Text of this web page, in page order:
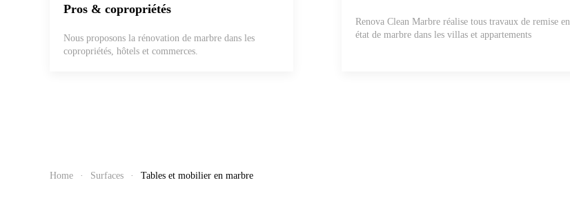
Pros & copropriétés
Nous proposons la rénovation de marbre dans les
copropriétés, hôtels et commerces.
Renova Clean Marbre réalise tous travaux de remise en
état de marbre dans les villas et appartements
Home Surfaces Tables et mobilier en marbre